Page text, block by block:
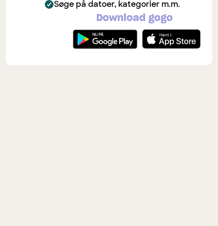
Søge på datoer, kategorier m.m.
Download gogo